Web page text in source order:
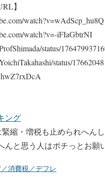
】
watch?v=wAdScp_hu8Q
watch?v=-iFIaGbtrNI
status/
status/
ング
縮・増税も止められへん
んと思う人はポチっとお願
消費税／デフレ